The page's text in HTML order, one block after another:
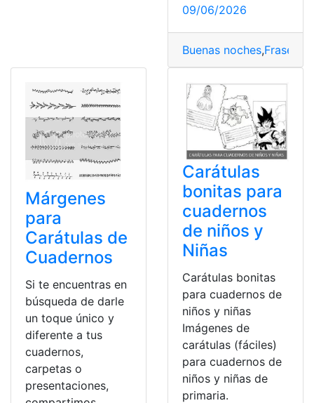
09/06/2026
Buenas noches,Frases
Márgenes
para
Carátulas de
Cuadernos
Si te encuentras en
búsqueda de darle
un toque único y
diferente a tus
cuadernos,
carpetas o
presentaciones,
Carátulas
bonitas para
cuadernos
de niños y
Niñas
Carátulas bonitas
para cuadernos de
niños y niñas
Imágenes de
carátulas (fáciles)
para cuadernos de
niños y niñas de
primaria.